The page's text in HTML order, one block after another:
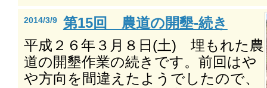
2014/3/9
第15回 農道の開墾-続き
平成２６年３月８日(土) 埋もれた農
道の開墾作業の続きです。前回はや
や方向を間違えたようでしたので、